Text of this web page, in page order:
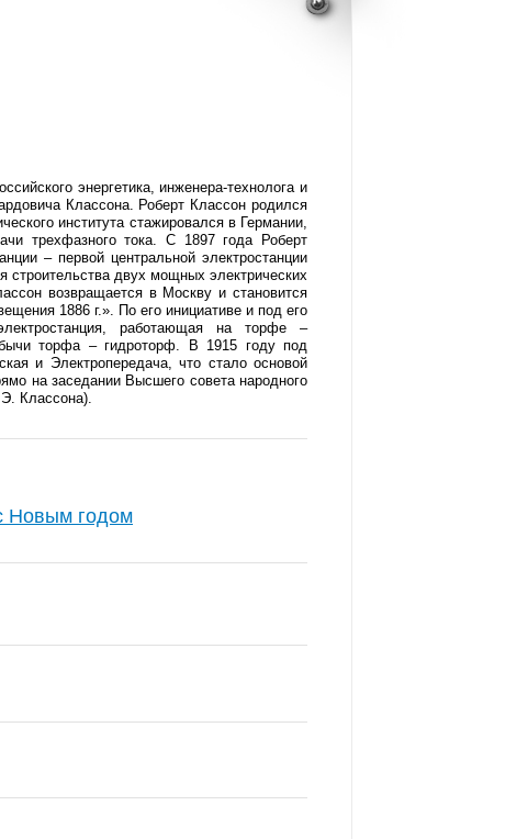
энергетика, инженера-технолога и
Классона. Роберт Классон родился
института стажировался в Германии,
трехфазного тока. С 1897 года Роберт
– первой центральной электростанции
строительства двух мощных электрических
возвращается в Москву и становится
1886 г.». По его инициативе и под его
работающая на торфе –
торфа – гидроторф. В 1915 году под
и Электропередача, что стало основой
на заседании Высшего совета народного
Классона).
Новым годом